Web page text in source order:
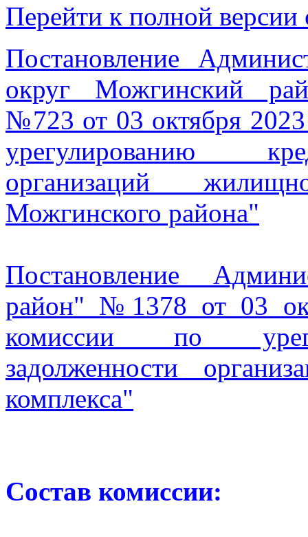
Перейти к полной версии
Постановление
округ Можгинский
№723 от 03 октября
урегулированию
организаций
Можгинского района"
Постановление
район" №1378 от 03
комиссии по
задолженности
комплекса"
Состав комиссии: